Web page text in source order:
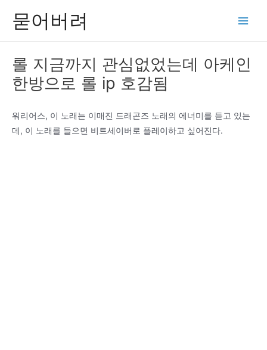
묻어버려
롤 지금까지 관심없었는데 아케인
한방으로 롤 ip 호감됨
워리어스, 이 노래는 이매진 드래곤즈 노래의 에너미를 듣고 있는
데, 이 노래를 들으면 비트세이버로 플레이하고 싶어진다.